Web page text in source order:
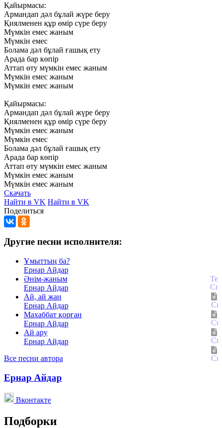
Қайырмасы:
Армандап дәл бұлай жүре беру
Қиялменен құр өмір сүре беру
Мүмкін емес жаным
Мүмкін емес
Болама дәл бұлай ғашық ету
Арада бар көпір
Аттап өту мүмкін емес жаным
Мүмкін емес жаным
Мүмкін емес жаным
Қайырмасы:
Армандап дәл бұлай жүре беру
Қиялменен құр өмір сүре беру
Мүмкін емес жаным
Мүмкін емес
Болама дәл бұлай ғашық ету
Арада бар көпір
Аттап өту мүмкін емес жаным
Мүмкін емес жаным
Мүмкін емес жаным
Скачать
Найти в VK Найти в VK
Поделиться
Другие песни исполнителя:
Ұмыттың ба?
Ернар Айдар
Әнім-жаным
Ернар Айдар
Ай, ай жан
Ернар Айдар
Махаббат қорған
Ернар Айдар
Ай ару
Ернар Айдар
Все песни автора
Ернар Айдар
Вконтакте
Подборки